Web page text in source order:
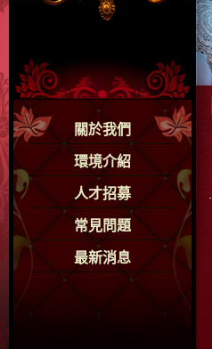
關於我們
環境介紹
人才招募
常見問題
最新消息